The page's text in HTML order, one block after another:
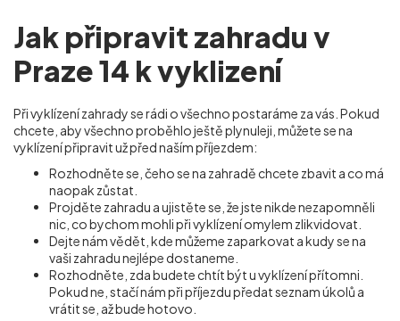
Jak připravit zahradu v
Praze 14 k vyklizení
Při vyklízení zahrady se rádi o všechno postaráme za vás. Pokud
chcete, aby všechno proběhlo ještě plynuleji, můžete se na
vyklízení připravit už před naším příjezdem:
Rozhodněte se, čeho se na zahradě chcete zbavit a co má
naopak zůstat.
Projděte zahradu a ujistěte se, že jste nikde nezapomněli
nic, co bychom mohli při vyklízení omylem zlikvidovat.
Dejte nám vědět, kde můžeme zaparkovat a kudy se na
vaši zahradu nejlépe dostaneme.
Rozhodněte, zda budete chtít být u vyklízení přítomni.
Pokud ne, stačí nám při příjezdu předat seznam úkolů a
vrátit se, až bude hotovo.